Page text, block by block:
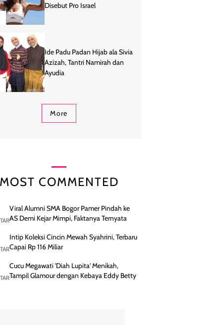
Disebut Pro Israel
Ide Padu Padan Hijab ala Sivia
Azizah, Tantri Namirah dan
Ayudia
More
MOST COMMENTED
Viral Alumni SMA Bogor Pamer Pindah ke
AS Demi Kejar Mimpi, Faktanya Ternyata
Intip Koleksi Cincin Mewah Syahrini, Terbaru
Capai Rp 116 Miliar
Cucu Megawati 'Diah Lupita' Menikah,
Tampil Glamour dengan Kebaya Eddy Betty